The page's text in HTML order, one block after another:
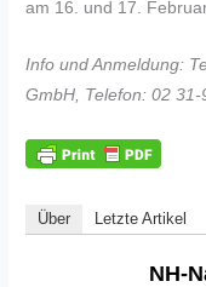
am 16. und 17.
Info und Anmeldung:
GmbH, Telefon: 02
Über Letzte Artikel
NH-